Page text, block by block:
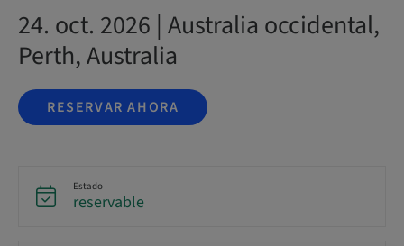
24. oct. 2026 | Australia occidental,
Perth, Australia
RESERVAR AHORA
Estado
reservable